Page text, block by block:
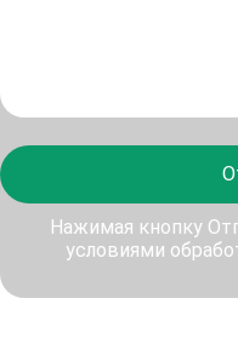
Нажимая кнопку
условиями